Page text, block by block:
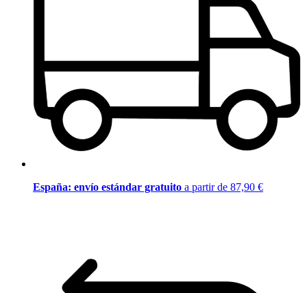
España: envío estándar gratuito a partir de 87,90 €